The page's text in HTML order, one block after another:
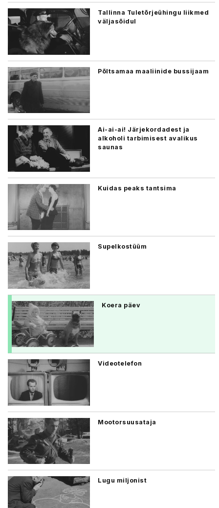
Tallinna Tuletõrjeühingu liikmed
väljasõidul
Põltsamaa maaliinide bussijaam
Ai-ai-ai! Järjekordadest ja
alkoholi tarbimisest avalikus
saunas
Kuidas peaks tantsima
Supelkostüüm
Koera päev
Videotelefon
Mootorsuusataja
Lugu miljonist